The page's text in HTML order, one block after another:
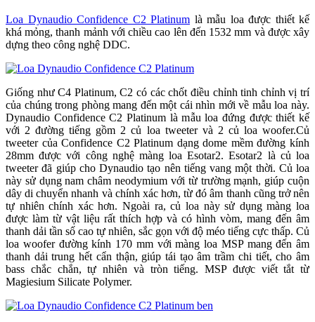
Loa Dynaudio Confidence C2 Platinum là mẫu loa được thiết kế
khá mỏng, thanh mảnh với chiều cao lên đến 1532 mm và được xây
dựng theo công nghệ DDC.
Giống như C4 Platinum, C2 có các chốt điều chỉnh tinh chỉnh vị trí
của chúng trong phòng mang đến một cái nhìn mới về mẫu loa này.
Dynaudio Confidence C2 Platinum là mẫu loa đứng được thiết kế
với 2 đường tiếng gồm 2 củ loa tweeter và 2 củ loa woofer.Củ
tweeter của Confidence C2 Platinum dạng dome mềm đường kính
28mm được với công nghệ màng loa Esotar2. Esotar2 là củ loa
tweeter đã giúp cho Dynaudio tạo nên tiếng vang một thời. Củ loa
này sử dụng nam châm neodymium với từ trường mạnh, giúp cuộn
dây di chuyển nhanh và chính xác hơn, từ đó âm thanh cũng trở nên
tự nhiên chính xác hơn. Ngoài ra, củ loa này sử dụng màng loa
được làm từ vật liệu rất thích hợp và có hình vòm, mang đến âm
thanh dải tần số cao tự nhiên, sắc gọn với độ méo tiếng cực thấp. Củ
loa woofer đường kính 170 mm với màng loa MSP mang đến âm
thanh dải trung hết cẩn thận, giúp tái tạo âm trầm chi tiết, cho âm
bass chắc chắn, tự nhiên và tròn tiếng. MSP được viết tắt từ
Magiesium Silicate Polymer.